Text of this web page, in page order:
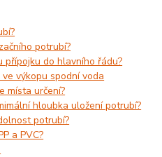
potrubí?
přípojku do hlavního řádu?
výkopu spodní voda
místa určení?
hloubka uložení potrubí?
potrubí?
a PVC?